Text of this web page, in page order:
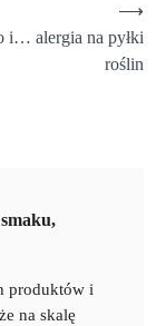
i… alergia na pyłki
roślin
⟶
produktów i
na skalę